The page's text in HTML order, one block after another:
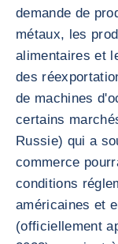
demande de
métaux, les
alimentaires et
des
de machines
certains
Russie) qui a
commerce
conditions
américaines et
(officiellement